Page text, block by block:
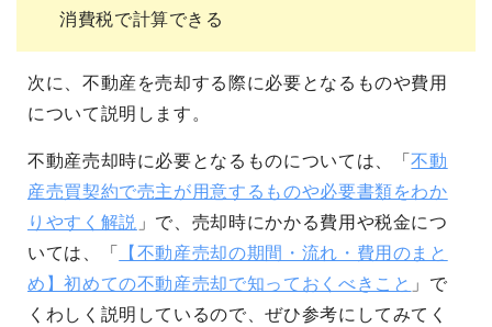
消費税で計算できる
次に、不動産を売却する際に必要となるものや費用
について説明します。
不動産売却時に必要となるものについては、「不動
産売買契約で売主が用意するものや必要書類をわか
りやすく解説 」で、売却時にかかる費用や税金につ
いては、「
【不動産売却の期間・流れ・費用のまと
め】初めての不動産売却で知っておくべきこと 」で
くわしく説明しているので、ぜひ参考にしてみてく